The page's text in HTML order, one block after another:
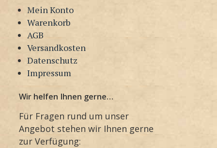
Mein Konto
Warenkorb
AGB
Versandkosten
Datenschutz
Impressum
Wir helfen Ihnen gerne…
Für Fragen rund um unser
Angebot stehen wir Ihnen gerne
zur Verfügung: